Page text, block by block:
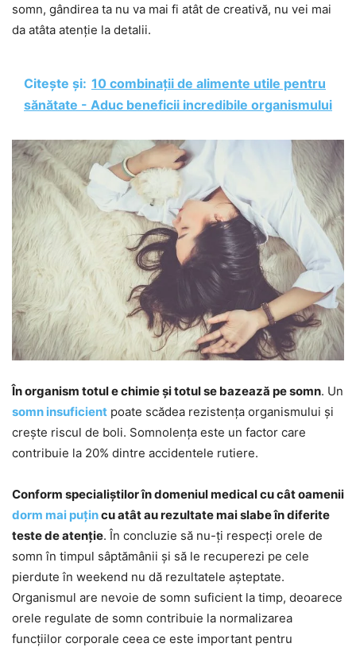
somn, gândirea ta nu va mai fi atât de creativă, nu vei mai
da atâta atenție la detalii.
Citește și: 10 combinații de alimente utile pentru
sănătate - Aduc beneficii incredibile organismului
În organism totul e chimie și totul se bazează pe somn. Un
somn insuficient poate scădea rezistența organismului și
crește riscul de boli. Somnolența este un factor care
contribuie la 20% dintre accidentele rutiere.
Conform specialiștilor în domeniul medical cu cât oamenii
dorm mai puțincu atât au rezultate mai slabe în diferite
teste de atenție. În concluzie să nu-ți respecți orele de
somn în timpul sâptămânii și să le recuperezi pe cele
pierdute în weekend nu dă rezultatele așteptate.
Organismul are nevoie de somn suficient la timp, deoarece
orele regulate de somn contribuie la normalizarea
funcțiilor corporale ceea ce este important pentru